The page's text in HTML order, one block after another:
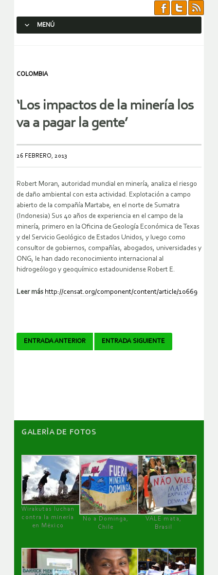
MENÚ
COLOMBIA
‘Los impactos de la minería los
va a pagar la gente’
26 FEBRERO, 2013
Robert Moran, autoridad mundial en minería, analiza el riesgo
de daño ambiental con esta actividad. Explotación a campo
abierto de la compañía Martabe, en el norte de Sumatra
(Indonesia) Sus 40 años de experiencia en el campo de la
minería, primero en la Oficina de Geología Económica de Texas
y del Servicio Geológico de Estados Unidos, y luego como
consultor de gobiernos, compañías, abogados, universidades y
ONG, le han dado reconocimiento internacional al
hidrogeólogo y geoquímico estadounidense Robert E.
Leer más http://censat.org/component/content/article/10669
Navegador
ENTRADA ANTERIOR ENTRADA SIGUIENTE
GALERÌA DE FOTOS
Wirakutas luchan
contra la minería
en México
No a Dominga,
Chile
VALE mata,
Brasil